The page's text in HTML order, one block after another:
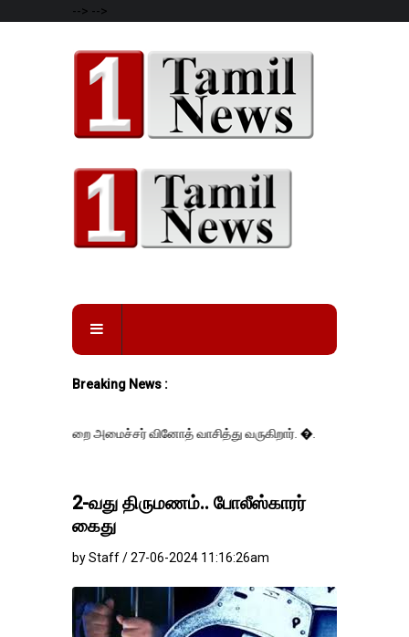
--> -->
Breaking News :
அமைச்சர் வினோத் வாசித்து வருகிறார். �.
2-வது திருமணம்.. போலீஸ்காரர்
கைது
by Staff / 27-06-2024 11:16:26am